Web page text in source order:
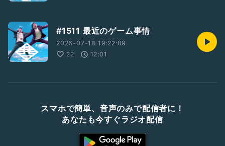
#1511 最近のゲーム事情
2026-07-18 19:22:09
22
12:01
スマホで簡単、音声のみで配信者に！
あなたも今すぐラジオ配信